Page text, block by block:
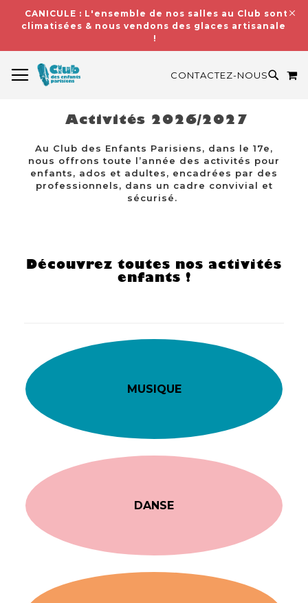
CANICULE : L'ensemble de nos salles au Club sont
climatisées & nous vendons des glaces artisanales
!
CONTACTEZ-NOUS
Activités 2026/2027
Au Club des Enfants Parisiens, dans le 17e,
nous offrons toute l’année des activités pour
enfants, ados et adultes, encadrées par des
professionnels, dans un cadre convivial et
sécurisé.
Découvrez toutes nos activités
enfants !
MUSIQUE
DANSE